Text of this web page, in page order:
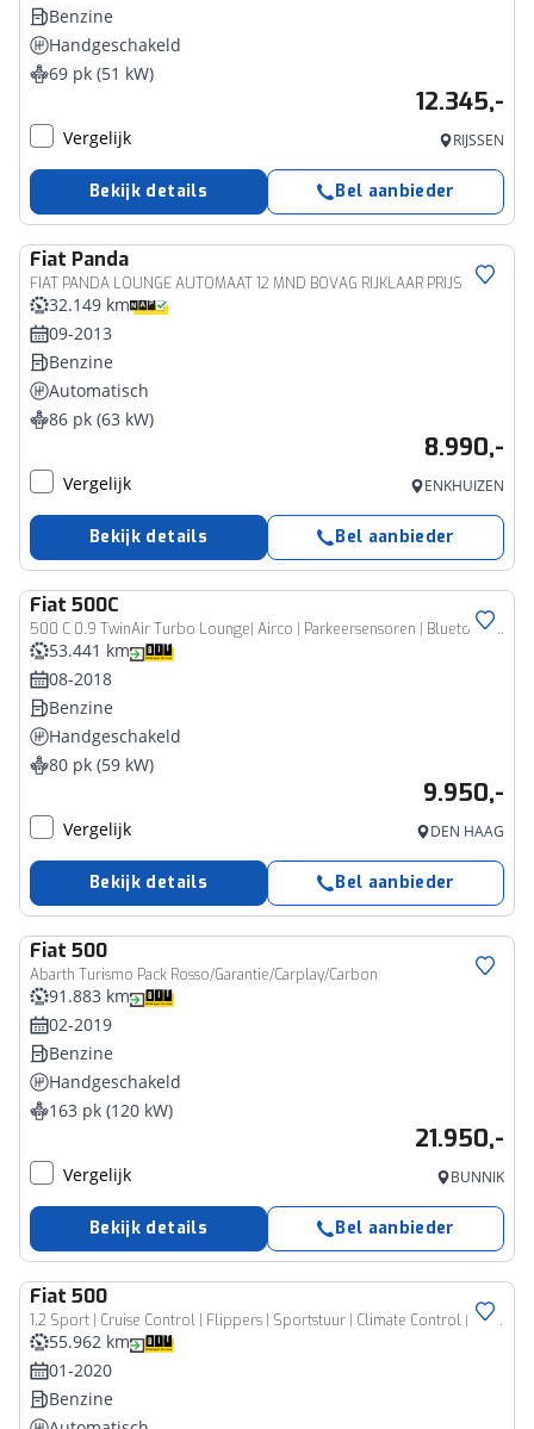
Benzine
Handgeschakeld
69 pk (51 kW)
12.345,-
Vergelijk RIJSSEN
Bekijk details Bel aanbieder
Fiat Panda
FIAT PANDA LOUNGE AUTOMAAT 12 MND BOVAG RIJKLAAR PRIJS
32.149 km
09-2013
Benzine
Automatisch
86 pk (63 kW)
8.990,-
Vergelijk ENKHUIZEN
Bekijk details Bel aanbieder
Fiat 500C
500 C 0.9 TwinAir Turbo Lounge| Airco | Parkeersensoren | Bluetooth | Elektrisch vouwdak
53.441 km
08-2018
Benzine
Handgeschakeld
80 pk (59 kW)
9.950,-
Vergelijk DEN HAAG
Bekijk details Bel aanbieder
Fiat 500
Abarth Turismo Pack Rosso/Garantie/Carplay/Carbon
91.883 km
02-2019
Benzine
Handgeschakeld
163 pk (120 kW)
21.950,-
Vergelijk BUNNIK
Bekijk details Bel aanbieder
Fiat 500
1.2 Sport | Cruise Control | Flippers | Sportstuur | Climate Control | Multimedia Display | Apple Carplay | Android Auto | Dakspoiler | Regensensor | Automatische Verlichting | AUTOMAAT | Airco | Metallic Lak |
55.962 km
01-2020
Benzine